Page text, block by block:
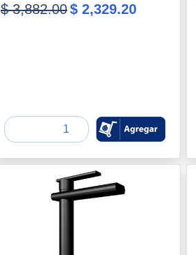
$ 3,882.00$ 2,329.20